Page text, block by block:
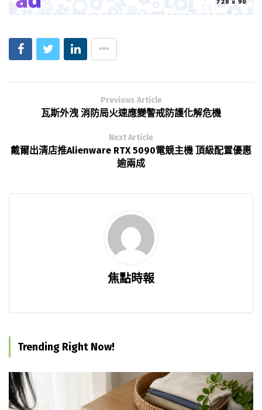
Previous Article
瓦斯外洩 消防局火速應變警戒防護化解危機
Next Article
戴爾出清店推Alienware RTX 5090電競主機 頂級配置優惠
逾兩成
焦點時報
Trending Right Now!